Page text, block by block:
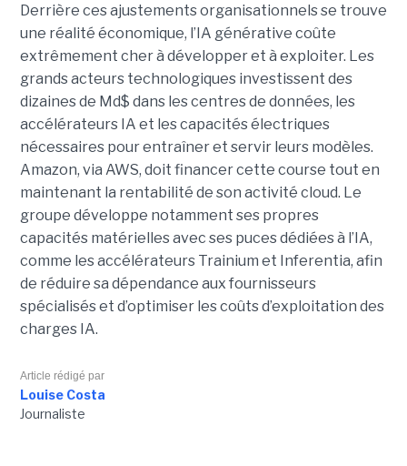
Derrière ces ajustements organisationnels se trouve
une réalité économique, l’IA générative coûte
extrêmement cher à développer et à exploiter. Les
grands acteurs technologiques investissent des
dizaines de Md$ dans les centres de données, les
accélérateurs IA et les capacités électriques
nécessaires pour entraîner et servir leurs modèles.
Amazon, via AWS, doit financer cette course tout en
maintenant la rentabilité de son activité cloud. Le
groupe développe notamment ses propres
capacités matérielles avec ses puces dédiées à l’IA,
comme les accélérateurs Trainium et Inferentia, afin
de réduire sa dépendance aux fournisseurs
spécialisés et d’optimiser les coûts d’exploitation des
charges IA.
Article rédigé par
Louise Costa
Journaliste